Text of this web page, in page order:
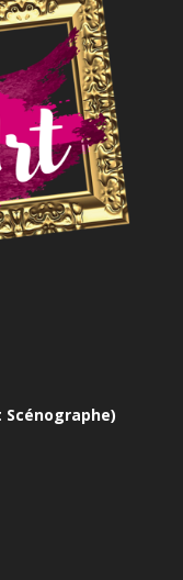
Scénographe)